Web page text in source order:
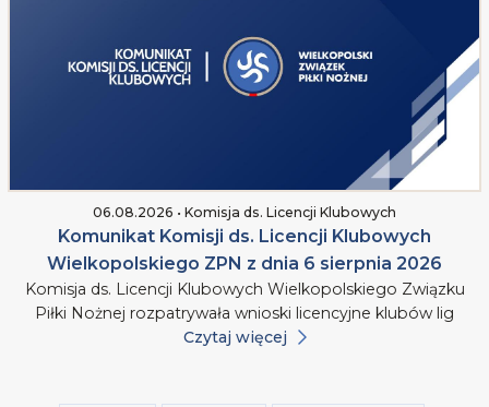
06.08.2026 • Komisja ds. Licencji Klubowych
Komunikat Komisji ds. Licencji Klubowych
Wielkopolskiego ZPN z dnia 6 sierpnia 2026
Komisja ds. Licencji Klubowych Wielkopolskiego Związku
Piłki Nożnej rozpatrywała wnioski licencyjne klubów lig
Czytaj więcej